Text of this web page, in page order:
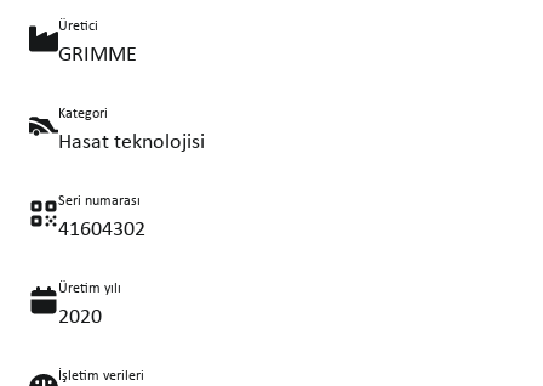
Üretici
GRIMME
Kategori
Hasat teknolojisi
Seri numarası
41604302
Üretim yılı
2020
İşletim verileri